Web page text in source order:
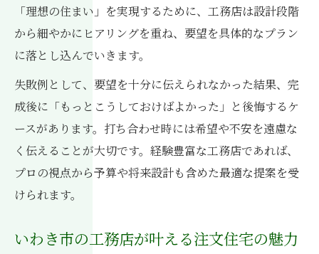
いわき市で後悔しない工務店選びのコツ
後悔しない工務店選びのポイントを徹底解
説
いわき市で信頼できる工務店の見極め方
口コミや実績で工務店を比較するチェック
法
家づくり成功のための工務店選択基準とは
注文住宅の流れと工務店の選び方の秘訣
「理想の住まい」を実現するために、工務店は設計段階
から細やかにヒアリングを重ね、要望を具体的なプラン
に落とし込んでいきます。
失敗例として、要望を十分に伝えられなかった結果、完
成後に「もっとこうしておけばよかった」と後悔するケ
ースがあります。打ち合わせ時には希望や不安を遠慮な
く伝えることが大切です。経験豊富な工務店であれば、
プロの視点から予算や将来設計も含めた最適な提案を受
けられます。
いわき市の工務店が叶える注文住宅の魅力